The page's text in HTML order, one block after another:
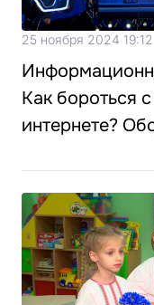
25 ноября 2024 19:12
Как бороться
интернете?